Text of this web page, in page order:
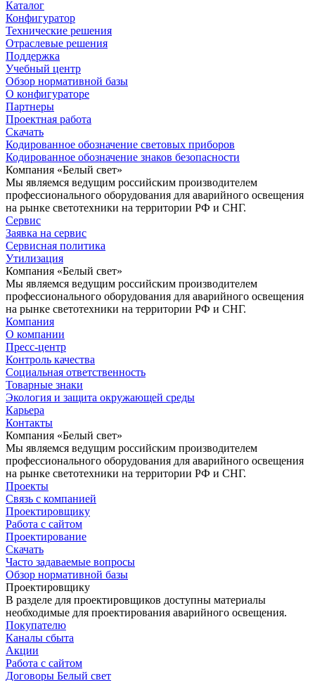
Каталог
Конфигуратор
Технические решения
Отраслевые решения
Поддержка
Учебный центр
Обзор нормативной базы
О конфигураторе
Партнеры
Проектная работа
Скачать
Кодированное обозначение световых приборов
Кодированное обозначение знаков безопасности
Компания «Белый свет»
Мы являемся ведущим российским производителем
профессионального оборудования для аварийного освещения
на рынке светотехники на территории РФ и СНГ.
Сервис
Заявка на сервис
Сервисная политика
Утилизация
Компания «Белый свет»
Мы являемся ведущим российским производителем
профессионального оборудования для аварийного освещения
на рынке светотехники на территории РФ и СНГ.
Компания
О компании
Пресс-центр
Контроль качества
Социальная ответственность
Товарные знаки
Экология и защита окружающей среды
Карьера
Контакты
Компания «Белый свет»
Мы являемся ведущим российским производителем
профессионального оборудования для аварийного освещения
на рынке светотехники на территории РФ и СНГ.
Проекты
Связь с компанией
Проектировщику
Работа с сайтом
Проектирование
Скачать
Часто задаваемые вопросы
Обзор нормативной базы
Проектировщику
В разделе для проектировщиков доступны материалы
необходимые для проектирования аварийного освещения.
Покупателю
Каналы сбыта
Акции
Работа с сайтом
Договоры Белый свет